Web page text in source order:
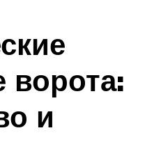
ворота:
и